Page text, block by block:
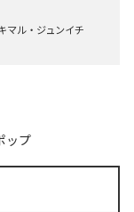
マル・ジュンイチ
ップ